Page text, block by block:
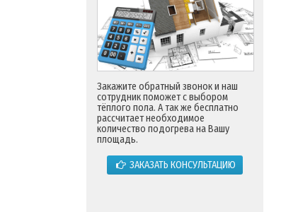
Закажите обратный звонок и наш
сотрудник поможет с выбором
тёплого пола. А так же бесплатно
рассчитает необходимое
количество подогрева на Вашу
площадь.
ЗАКАЗАТЬ КОНСУЛЬТАЦИЮ